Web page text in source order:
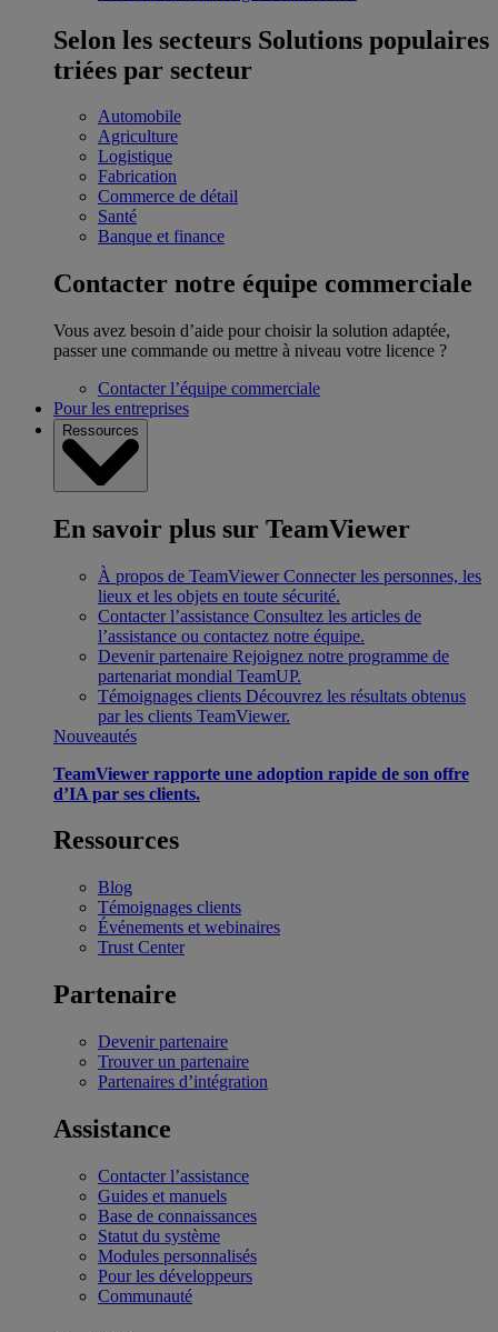
Selon les secteurs Solutions populaires
triées par secteur
Automobile
Agriculture
Logistique
Fabrication
Commerce de détail
Santé
Banque et finance
Contacter notre équipe commerciale
Vous avez besoin d’aide pour choisir la solution adaptée,
passer une commande ou mettre à niveau votre licence ?
Contacter l’équipe commerciale
Pour les entreprises
Ressources
En savoir plus sur TeamViewer
À propos de TeamViewer Connecter les personnes, les
lieux et les objets en toute sécurité.
Contacter l’assistance Consultez les articles de
l’assistance ou contactez notre équipe.
Devenir partenaire Rejoignez notre programme de
partenariat mondial TeamUP.
Témoignages clients Découvrez les résultats obtenus
par les clients TeamViewer.
Nouveautés
TeamViewer rapporte une adoption rapide de son offre
d’IA par ses clients.
Ressources
Blog
Témoignages clients
Événements et webinaires
Trust Center
Partenaire
Devenir partenaire
Trouver un partenaire
Partenaires d’intégration
Assistance
Contacter l’assistance
Guides et manuels
Base de connaissances
Statut du système
Modules personnalisés
Pour les développeurs
Communauté